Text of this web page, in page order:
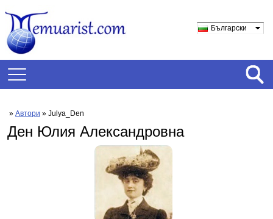
Български
» Автори » Julya_Den
Ден Юлия Александровна